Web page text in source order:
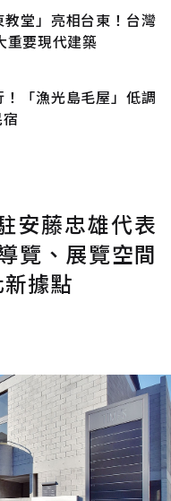
堂」亮相台東！台灣
重要現代建築
「漁光島毛屋」低調
安藤忠雄代表
覽、展覽空間
據點